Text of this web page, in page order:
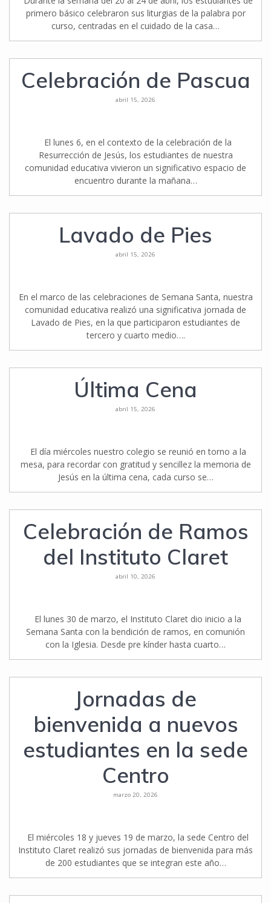
primero básico celebraron sus liturgias de la palabra por
curso, centradas en el cuidado de la casa…
Celebración de Pascua
abril 15, 2026
El lunes 6, en el contexto de la celebración de la
Resurrección de Jesús, los estudiantes de nuestra
comunidad educativa vivieron un significativo espacio de
encuentro durante la mañana…
Lavado de Pies
abril 15, 2026
En el marco de las celebraciones de Semana Santa, nuestra
comunidad educativa realizó una significativa jornada de
Lavado de Pies, en la que participaron estudiantes de
tercero y cuarto medio….
Última Cena
abril 15, 2026
El día miércoles nuestro colegio se reunió en torno a la
mesa, para recordar con gratitud y sencillez la memoria de
Jesús en la última cena, cada curso se…
Celebración de Ramos
del Instituto Claret
abril 10, 2026
El lunes 30 de marzo, el Instituto Claret dio inicio a la
Semana Santa con la bendición de ramos, en comunión
con la Iglesia. Desde pre kínder hasta cuarto…
Jornadas de
bienvenida a nuevos
estudiantes en la sede
Centro
marzo 20, 2026
El miércoles 18 y jueves 19 de marzo, la sede Centro del
Instituto Claret realizó sus jornadas de bienvenida para más
de 200 estudiantes que se integran este año…